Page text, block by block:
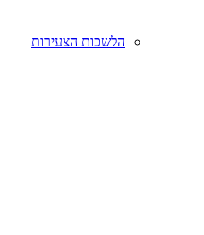
הלשכות הצעירות